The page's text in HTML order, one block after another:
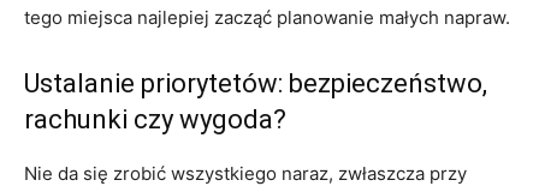
tego miejsca najlepiej zacząć planowanie małych napraw.
Ustalanie priorytetów: bezpieczeństwo,
rachunki czy wygoda?
Nie da się zrobić wszystkiego naraz, zwłaszcza przy